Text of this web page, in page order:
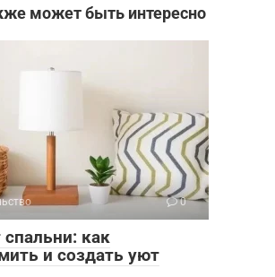
может быть интересно
0
как
и создать уют